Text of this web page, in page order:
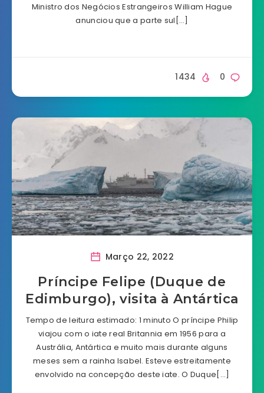
Ministro dos Negócios Estrangeiros William Hague
anunciou que a parte sul[…]
0
1434
Março 22, 2022
Príncipe Felipe (Duque de
Edimburgo), visita à Antártica
Tempo de leitura estimado: 1 minuto O príncipe Philip
viajou com o iate real Britannia em 1956 para a
Austrália, Antártica e muito mais durante alguns
meses sem a rainha Isabel. Esteve estreitamente
envolvido na concepção deste iate. O Duque[…]